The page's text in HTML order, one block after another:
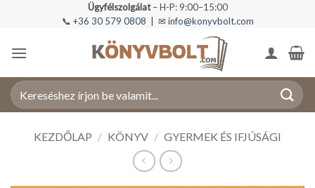
Ügyfélszolgálat– H-P: 9:00–15:00
📞 +36 30 579 0808 | ✉ info@konyvbolt.com
Keresés
a
KEZDŐLAP / KÖNYV / GYERMEK ÉS IFJÚSÁGI